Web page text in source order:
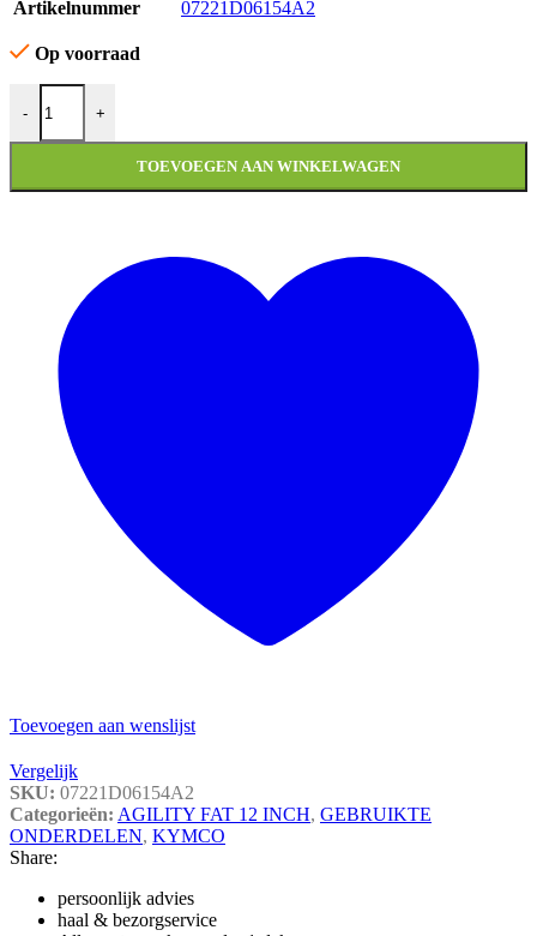
Artikelnummer 07221D06154A2
Op voorraad
-
KNIPPERLICHT LINKS ACHTER KYMCO AGILITY FAT 12
+
TOEVOEGEN AAN WINKELWAGEN
Toevoegen aan wenslijst
Vergelijk
SKU: 07221D06154A2
Categorieën: AGILITY FAT 12 INCH, GEBRUIKTE
ONDERDELEN, KYMCO
Share:
persoonlijk advies
haal & bezorgservice